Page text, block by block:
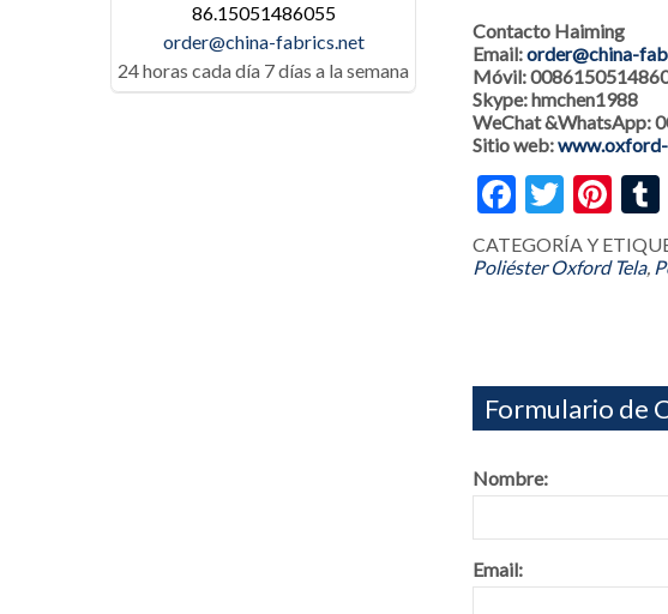
Contacto Haiming
Email:order@china-
Móvil:
Skype: hmchen1988
WeChat &WhatsApp:
Sitio web:
CATEGORÍA Y
Poliéster Oxford Tela,
Formulario de
Nombre:
Email:
86.15051486055
order@china-fabrics.net
24 horas cada día 7 días a la semana